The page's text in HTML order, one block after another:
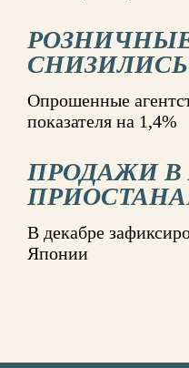
СНИЗИЛИСЬ
Опрошенные
показателя на 1,4%
ПРОДАЖИ В
В декабре
Японии